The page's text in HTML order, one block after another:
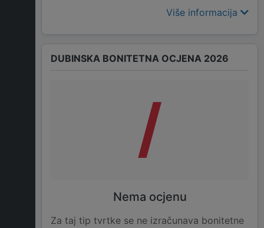
Više informacija
DUBINSKA BONITETNA OCJENA 2026
/
Nema ocjenu
Za taj tip tvrtke se ne izračunava bonitetne